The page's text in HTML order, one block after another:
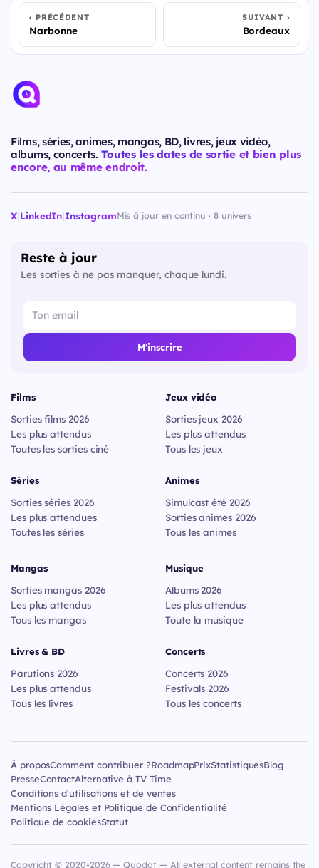
PRÉCÉDENT
Narbonne
SUIVANT
Bordeaux
Films, séries, animes, mangas, BD, livres, jeux vidéo,
albums, concerts. Toutes les dates de sortie et bien plus
encore, au même endroit.
X|LinkedIn|InstagramMis à jour en continu · 8 univers
Reste à jour
Les sorties à ne pas manquer, chaque lundi.
M'inscrire
Films
Sorties films 2026
Les plus attendus
Toutes les sorties ciné
Séries
Sorties séries 2026
Les plus attendues
Toutes les séries
Jeux vidéo
Sorties jeux 2026
Les plus attendus
Tous les jeux
Animes
Simulcast été 2026
Sorties animes 2026
Tous les animes
Mangas
Sorties mangas 2026
Les plus attendus
Tous les mangas
Livres & BD
Parutions 2026
Les plus attendus
Tous les livres
Musique
Albums 2026
Les plus attendus
Toute la musique
Concerts
Concerts 2026
Festivals 2026
Tous les concerts
À proposComment contribuer ?RoadmapPrixStatistiquesBlog
PresseContactAlternative à TV Time
Conditions d'utilisations et de ventes
Mentions Légales et Politique de Confidentialité
Politique de cookiesStatut
Copyright © 2020-2026 — Quodat — All external content remains the